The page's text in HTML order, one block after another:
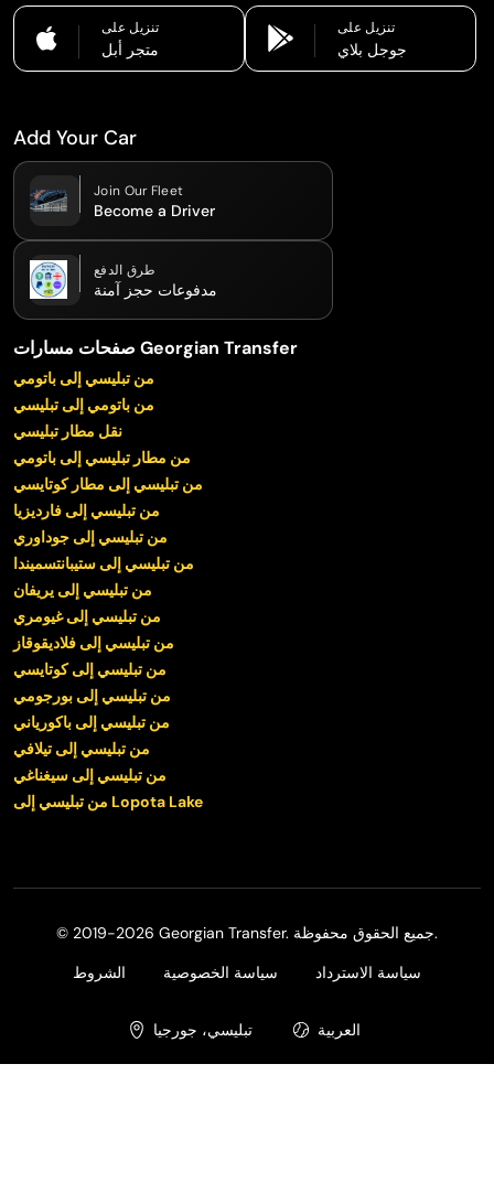
تنزيل على
متجر أبل
تنزيل على
جوجل بلاي
Add Your Car
Join Our Fleet
Become a Driver
طرق الدفع
مدفوعات حجز آمنة
صفحات مسارات Georgian Transfer
من تبليسي إلى باتومي
من باتومي إلى تبليسي
نقل مطار تبليسي
من مطار تبليسي إلى باتومي
من تبليسي إلى مطار كوتايسي
من تبليسي إلى فارديزيا
من تبليسي إلى جوداوري
من تبليسي إلى ستيبانتسميندا
من تبليسي إلى يريفان
من تبليسي إلى غيومري
من تبليسي إلى فلاديقوقاز
من تبليسي إلى كوتايسي
من تبليسي إلى بورجومي
من تبليسي إلى باكورياني
من تبليسي إلى تيلافي
من تبليسي إلى سيغناغي
من تبليسي إلى Lopota Lake
© 2019-2026 Georgian Transfer. جميع الحقوق محفوظة.
الشروط
سياسة الخصوصية سياسة الاسترداد
تبليسي، جورجيا العربية